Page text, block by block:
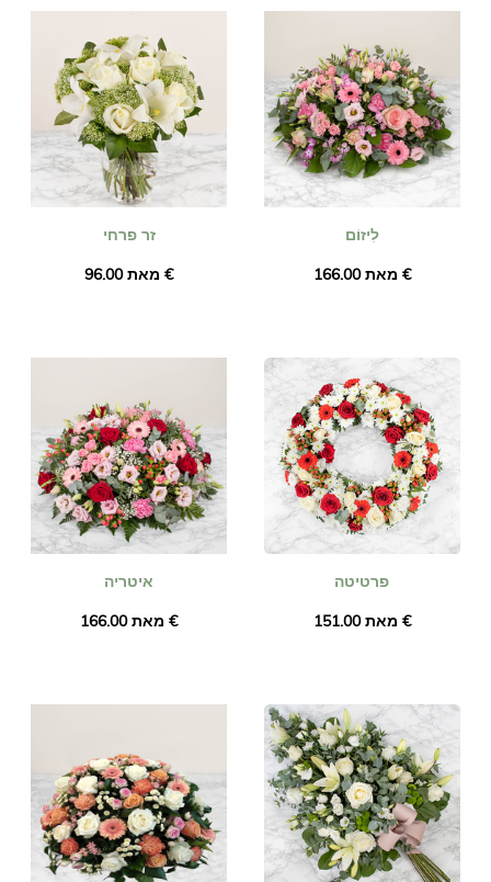
זר פרחי
מאת ‏96.00 €
לִיזוֹם
מאת ‏166.00 €
איטריה
מאת ‏166.00 €
פרטיטה
מאת ‏151.00 €